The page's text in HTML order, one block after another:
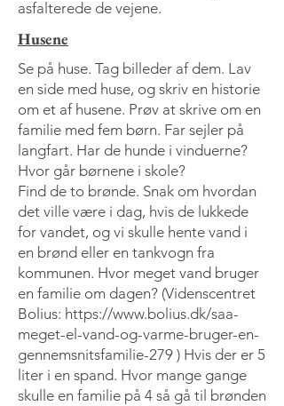
asfalterede de vejene.
Husene
Se på huse. Tag billeder af dem. Lav
en side med huse, og skriv en historie
om et af husene. Prøv at skrive om en
familie med fem børn. Far sejler på
langfart. Har de hunde i vinduerne?
Hvor går børnene i skole?
Find de to brønde. Snak om hvordan
det ville være i dag, hvis de lukkede
for vandet, og vi skulle hente vand i
en brønd eller en tankvogn fra
kommunen. Hvor meget vand bruger
en familie om dagen? (Videnscentret
Bolius: https://www.bolius.dk/saa-
meget-el-vand-og-varme-bruger-en-
gennemsnitsfamilie-279 ) Hvis der er 5
liter i en spand. Hvor mange gange
skulle en familie på 4 så gå til brønden